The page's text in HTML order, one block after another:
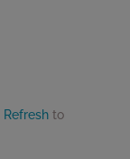
Refreshto